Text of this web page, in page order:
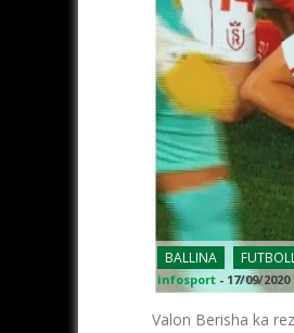
BALLINA
infosport - 17/09/2020
Valon Berisha ka